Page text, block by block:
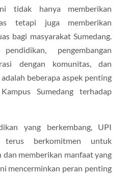
tidak hanya memberikan
tetapi juga memberikan
bagi masyarakat Sumedang.
pengembangan
dengan komunitas, dan
beberapa aspek penting
Sumedang terhadap
yang berkembang, UPI
terus berkomitmen untuk
memberikan manfaat yang
mencerminkan peran penting